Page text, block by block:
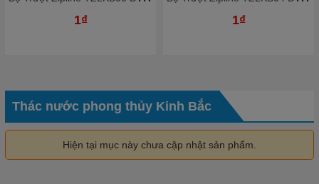
1₫ 1₫
Thác nước phong thủy Kinh Bắc
Hiện tại mục này chưa cập nhật sản phẩm.